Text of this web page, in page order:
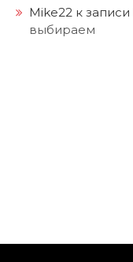
Mike22 к записи
выбираем